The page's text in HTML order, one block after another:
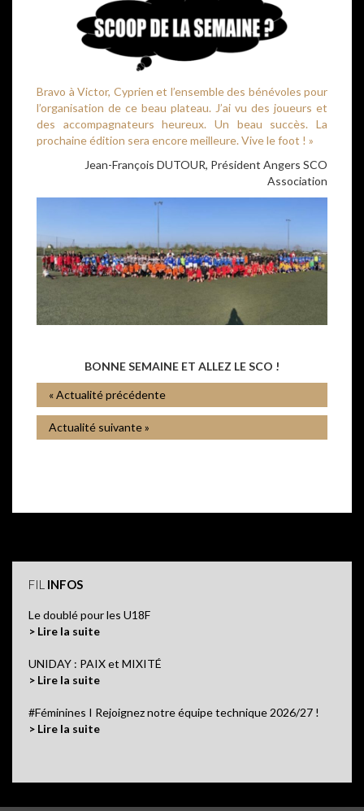
Bravo à Victor, Cyprien et l’ensemble des bénévoles pour
l’organisation de ce beau plateau. J’ai vu des joueurs et
des accompagnateurs heureux. Un beau succès. La
prochaine édition sera encore meilleure. Vive le foot ! »
Jean-François DUTOUR, Président Angers SCO
Association
BONNE SEMAINE ET ALLEZ LE SCO !
« Actualité précédente
Actualité suivante »
FIL INFOS
Le doublé pour les U18F
> Lire la suite
UNIDAY : PAIX et MIXITÉ
> Lire la suite
#Féminines I Rejoignez notre équipe technique 2026/27 !
> Lire la suite